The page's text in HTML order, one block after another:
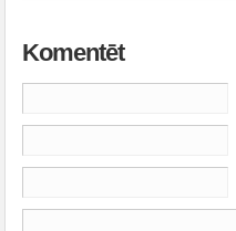
Komentēt